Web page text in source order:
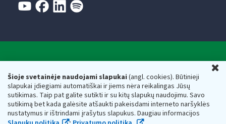
Šioje svetainėje naudojami slapukai(angl. cookies). Būtinieji
slapukai įdiegiami automatiškai ir jiems nėra reikalingas Jūsų
sutikimas. Taip pat galite sutikti ir su kitų slapukų naudojimu. Savo
sutikimą bet kada galėsite atšaukti pakeisdami interneto naršyklės
nustatymus ir ištrindami įrašytus slapukus. Daugiau informacijos
Respublikos finansų ministerijos
Biudžetinė įstaiga. Juridinio asmens kodas — 188659752,
adresas: Vasario 16-osios g. 14, 01107 Vilnius, Lietuva, el.paštas:
vmi@vmi.lt, E. pristatymo dėžutės adresas 188659752
Duomenys apie Valstybinę mokesčių inspekciją prie Lietuvos